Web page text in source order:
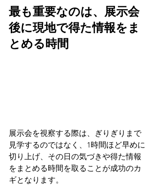
最も重要なのは、展示会
後に現地で得た情報をま
とめる時間
展示会を視察する際は、ぎりぎりまで
見学するのではなく、1時間ほど早めに
切り上げ、その日の気づきや得た情報
をまとめる時間を取ることが成功のカ
ギとなります。